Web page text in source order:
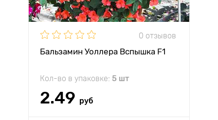
0 отзывов
Бальзамин Уоллера Вспышка F1
Кол-во в упаковке: 5 шт
2.49 руб